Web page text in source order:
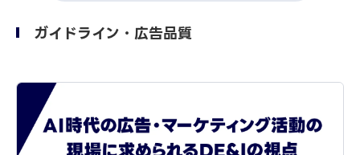
ガイドライン・広告品質